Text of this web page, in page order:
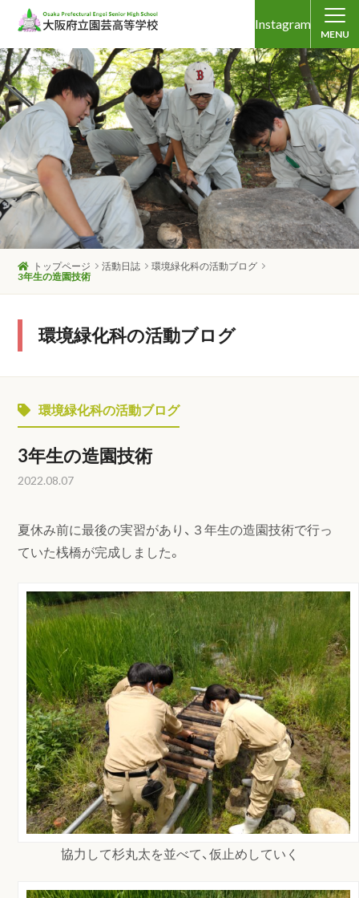
Instagram
MENU
トップページ 活動日誌
環境緑化科の活動ブログ
3年生の造園技術
環境緑化科の活動ブログ
環境緑化科の活動ブログ
3年生の造園技術
2022.08.07
夏休み前に最後の実習があり、３年生の造園技術で行っ
ていた桟橋が完成しました。
協力して杉丸太を並べて、仮止めしていく